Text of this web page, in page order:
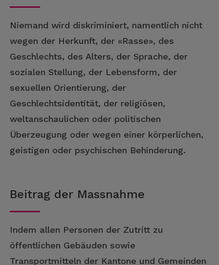
Niemand wird diskriminiert, namentlich nicht
wegen der Herkunft, der «Rasse», des
Geschlechts, des Alters, der Sprache, der
sozialen Stellung, der Lebensform, der
sexuellen Orientierung, der
Geschlechtsidentität, der religiösen,
weltanschaulichen oder politischen
Überzeugung oder wegen einer körperlichen,
geistigen oder psychischen Behinderung.
Beitrag der Massnahme
Indem allen Personen der Zutritt zu
öffentlichen Gebäuden sowie
Transportmitteln der Kantone und Gemeinden